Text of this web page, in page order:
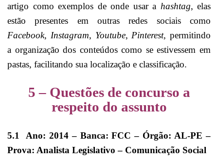
artigo como exemplos de onde usar a hashtag, elas
estão presentes em outras redes sociais como
Facebook, Instagram, Youtube, Pinterest, permitindo
a organização dos conteúdos como se estivessem em
pastas, facilitando sua localização e classificação.
5 – Questões de concurso a
respeito do assunto
5.1 Ano: 2014 – Banca: FCC – Órgão: AL-PE –
Prova: Analista Legislativo – Comunicação Social